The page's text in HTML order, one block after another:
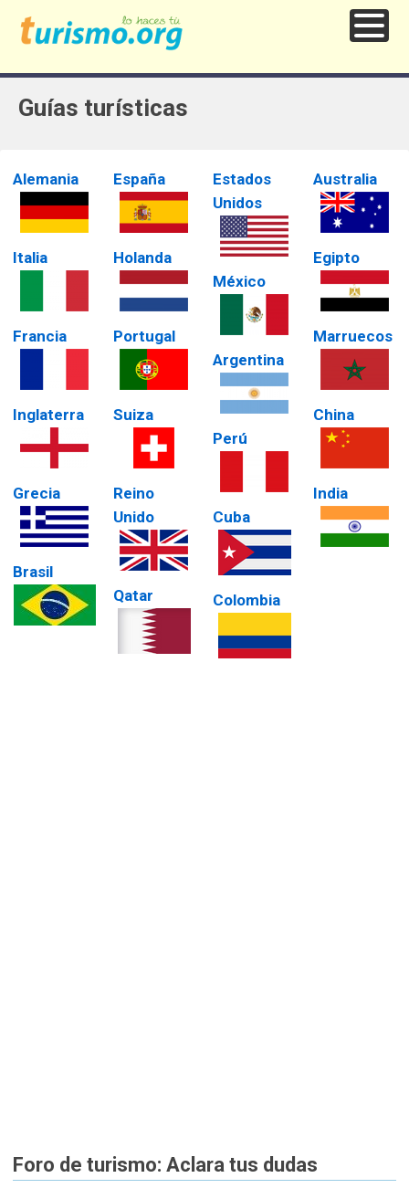
Guías turísticas
Alemania
Italia
Francia
Inglaterra
Grecia
Brasil
España
Holanda
Portugal
Suiza
Reino
Unido
Qatar
Estados
Unidos
México
Argentina
Perú
Cuba
Colombia
Australia
Egipto
Marruecos
China
India
Foro de turismo: Aclara tus dudas